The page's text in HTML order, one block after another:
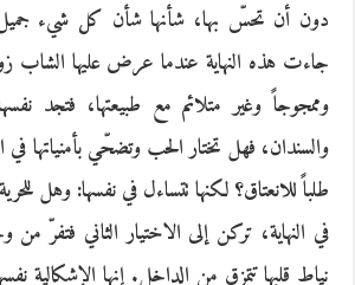
دون أن تحسّ بها، شأنها شأن كل شيء جميل
جاءت هذه النهاية عندما عرض عليها الشاب
وممجوجاً وغير متلائم مع طبيعتها، فتجد
والسندان، فهل تختار الحب وتضحّي بأمنياتها في
طلباً للانعتاق؟ لكنها تتساءل في نفسها: وهل
في النهاية، تركن إلى الاختيار الثاني فتفرّ
نياط قلبها تتمزق من الداخل. إنها الإشكالية